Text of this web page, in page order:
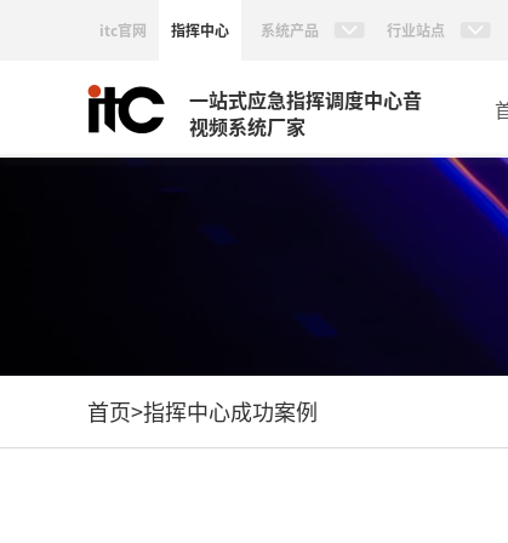
itc官网 指挥中心 系统产品 行业站点
一站式应急指挥调度中心音
视频系统厂家
首页>指挥中心成功案例